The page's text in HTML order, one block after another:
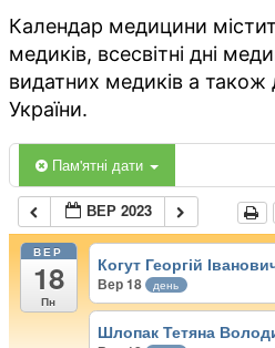
Календар медицини
медиків, всесвітні дні
видатних медиків а також
України.
Пам'ятні дати
ВЕР 2023
ВЕР
18
Пн
Когут Георгій
Вер 18 день
Шлопак Тетяна